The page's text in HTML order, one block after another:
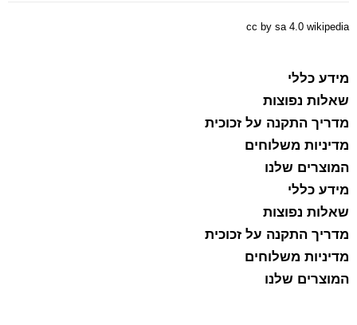
cc by sa 4.0 wikipedia
מידע כללי
שאלות נפוצות
מדריך התקנה על זכוכית
מדיניות משלוחים
המוצרים שלנו
מידע כללי
שאלות נפוצות
מדריך התקנה על זכוכית
מדיניות משלוחים
המוצרים שלנו